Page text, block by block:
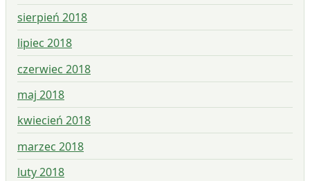
sierpień 2018
lipiec 2018
czerwiec 2018
maj 2018
kwiecień 2018
marzec 2018
luty 2018